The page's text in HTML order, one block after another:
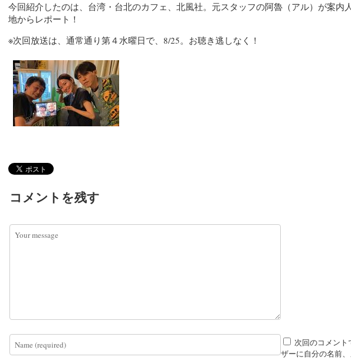
今回紹介したのは、台湾・台北のカフェ、北風社。元スタッフの阿魯（アル）が案内
地からレポート！
※次回放送は、通常通り第４水曜日で、8/25。お聴き逃しなく！
コメントを残す
次回のコメント
ザーに自分の名前